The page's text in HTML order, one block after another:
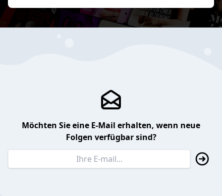
Möchten Sie eine E-Mail erhalten, wenn neue
Folgen verfügbar sind?